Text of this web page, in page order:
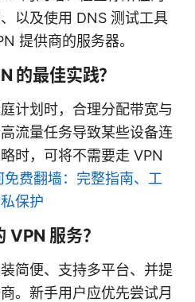
以及使用 DNS 测试工具
提供商的服务器。
的最佳实践？
计划时，合理分配带宽与
流量任务导致某些设备连
时，可将不需要走 VPN
免费翻墙：完整指南、工
保护
VPN 服务？
简便、支持多平台、并提
。新手用户应优先尝试月